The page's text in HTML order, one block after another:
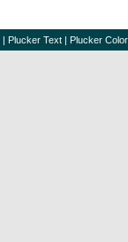
| Plucker Text | Plucker Color